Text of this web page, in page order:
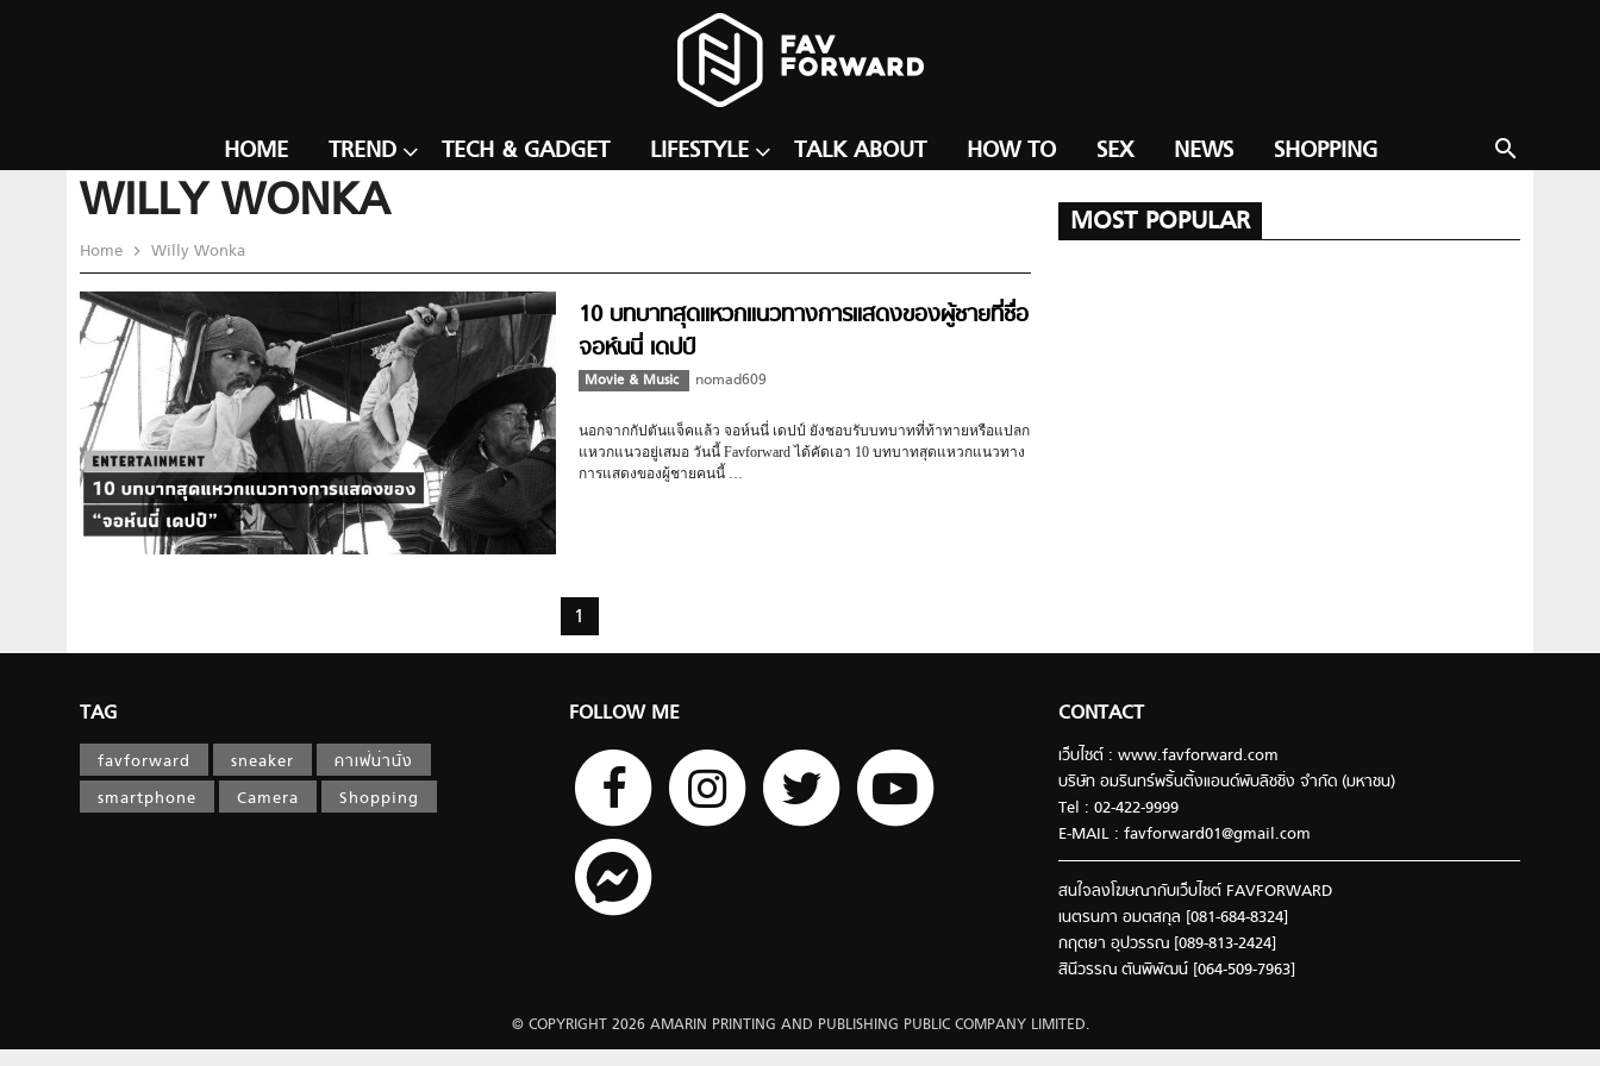
search
HOME TREND TECH & GADGET LIFESTYLE TALK ABOUT HOW TO SEX NEWS SHOPPING
WILLY WONKA
Home Willy Wonka
10 บทบาทสุดแหวกแนวทางการแสดงของผู้ชายที่ชื่อ
จอห์นนี่ เดปป์
Movie & Music nomad609
นอกจากกัปตันแจ็คแล้ว จอห์นนี่ เดปป์ ยังชอบรับบทบาทที่ท้าทายหรือแปลก
แหวกแนวอยู่เสมอ วันนี้ Favforward ได้คัดเอา 10 บทบาทสุดแหวกแนวทาง
การแสดงของผู้ชายคนนี้ …
1
MOST POPULAR
TAG
favforward sneaker
คาเฟ่น่านั่ง
smartphone
Camera Shopping
FOLLOW ME CONTACT
เว็บไซต์ : www.favforward.com
บริษัท อมรินทร์พริ้นติ้งแอนด์พับลิชชิ่ง จำกัด (มหาชน)
Tel : 02-422-9999
E-MAIL : favforward01@gmail.com
สนใจลงโฆษณากับเว็บไซต์ FAVFORWARD
เนตรนภา อมตสกุล [081-684-8324]
กฤตยา อุปวรรณ [089-813-2424]
สินีวรรณ ตันพิพัฒน์ [064-509-7963]
© COPYRIGHT 2026 AMARIN PRINTING AND PUBLISHING PUBLIC COMPANY LIMITED.